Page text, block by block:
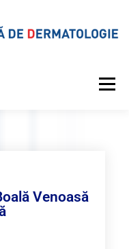
Meniu
Venoasă